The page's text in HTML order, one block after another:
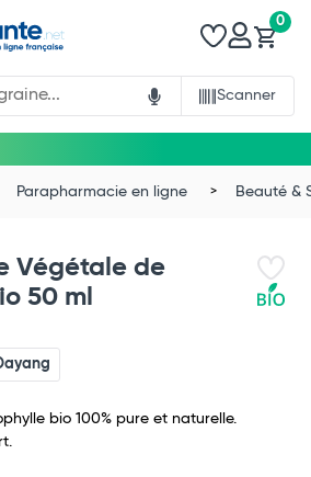
Scanner
0
Parapharmacie en ligne Beauté &
Végétale de
50 ml
bio 100% pure et naturelle.